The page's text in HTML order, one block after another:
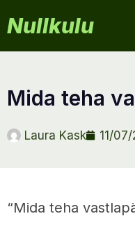
Nullkulu
mida teha
Laura Kask 11/
“Mida teha